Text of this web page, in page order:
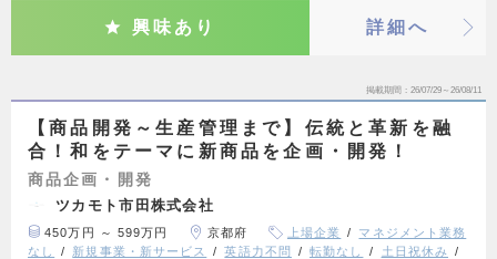
興味あり 詳細へ
掲載期間 26/07/29～26/08/11
【商品開発～生産管理まで】伝統と革新を融
合！和をテーマに新商品を企画・開発！
商品企画・開発
ツカモト市田株式会社
450万円 ～ 599万円 京都府 上場企業
マネジメント業務
なし
新規事業・新サービス 英語力不問 転勤なし
土日祝休み